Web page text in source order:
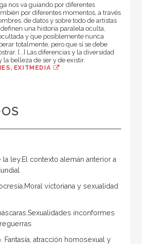
nos va guiando por diferentes
por diferentes momentos, a través
de datos y sobre todo de artistas
una historia paralela oculta,
y que posiblemente nunca
totalmente, pero que sí se debe
[...] Las diferencias y la diversidad
la belleza de ser y de existir.
EXITMEDIA
la ley.El contexto alemán anterior a
victoriana y sexualidad
inconformes
Fantasía, atracción homosexual y